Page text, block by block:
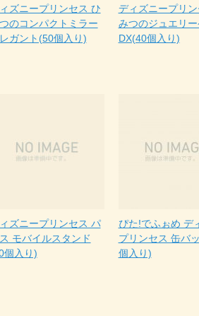
ズニープリンセス ひ
のコンパクトミラー
ガント(50個入り)
ディズニープリ
みつのジュエリー
DX(40個入り)
ズニープリンセス パ
モバイルスタンド
個入り)
ぴた!でふぉめ デ
プリンセス 缶バ
個入り)